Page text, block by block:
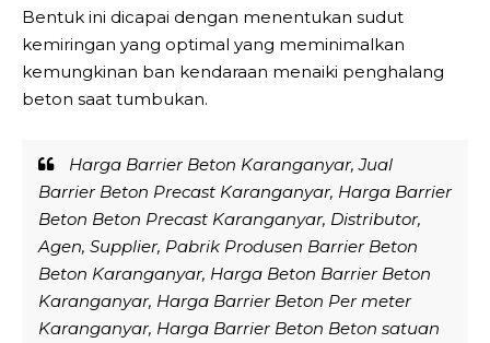
Bentuk ini dicapai dengan menentukan sudut
kemiringan yang optimal yang meminimalkan
kemungkinan ban kendaraan menaiki penghalang
beton saat tumbukan.
Harga Barrier Beton Karanganyar, Jual
Barrier Beton Precast Karanganyar, Harga Barrier
Beton Beton Precast Karanganyar, Distributor,
Agen, Supplier, Pabrik Produsen Barrier Beton
Beton Karanganyar, Harga Beton Barrier Beton
Karanganyar, Harga Barrier Beton Per meter
Karanganyar, Harga Barrier Beton Beton satuan